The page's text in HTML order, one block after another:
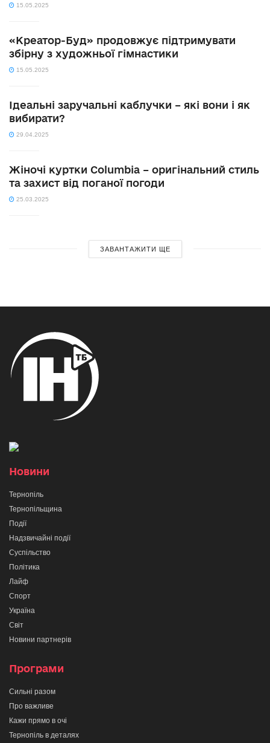
15.05.2025
«Креатор-Буд» продовжує підтримувати
збірну з художньої гімнастики
15.05.2025
Ідеальні заручальні каблучки – які вони і як
вибирати?
29.04.2025
Жіночі куртки Columbia – оригінальний стиль
та захист від поганої погоди
25.03.2025
ЗАВАНТАЖИТИ ЩЕ
Новини
Тернопіль
Тернопільщина
Події
Надзвичайні події
Суспільство
Політика
Лайф
Спорт
Україна
Світ
Новини партнерів
Програми
Сильні разом
Про важливе
Кажи прямо в очі
Тернопіль в деталях